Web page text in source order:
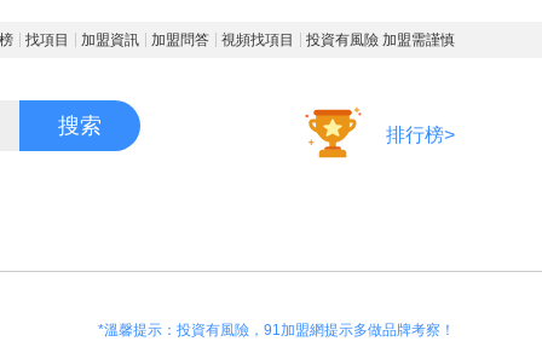
找項目 加盟資訊 加盟問答 視頻找項目 投資有風險 加盟需謹慎
搜索 排行榜>
*溫馨提示：投資有風險，91加盟網提示多做品牌考察！